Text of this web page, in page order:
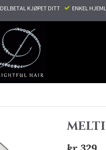
DELBETAL KJØPET DITT ​ ENKEL